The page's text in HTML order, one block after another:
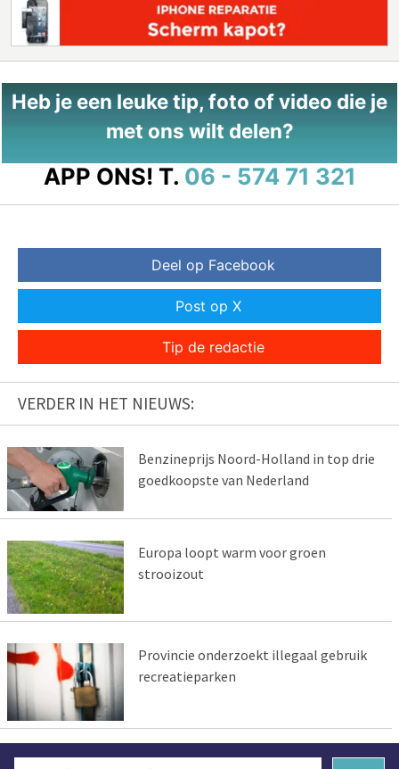
Heb je een leuke tip, foto of video die je
met ons wilt delen?
APP ONS! T. 06 - 574 71 321
Deel op Facebook
Post op X
Tip de redactie
VERDER IN HET NIEUWS:
Benzineprijs Noord-Holland in top drie
goedkoopste van Nederland
Europa loopt warm voor groen
strooizout
Provincie onderzoekt illegaal gebruik
recreatieparken